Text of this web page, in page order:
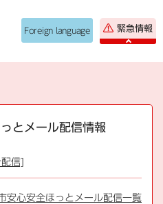
Foreign language 緊急情報
とメール配信情報
信]
安心安全ほっとメール配信一覧